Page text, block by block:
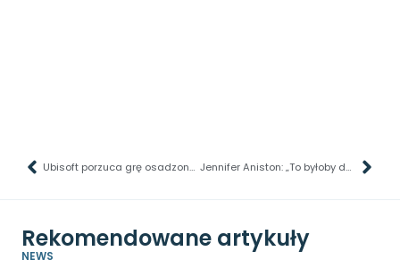
Ubisoft porzuca grę osadzoną w okresie powojennym Jennifer Aniston: „To byłoby dosłownie, fizycznie niemożliwe”
Rekomendowane artykuły
NEWS